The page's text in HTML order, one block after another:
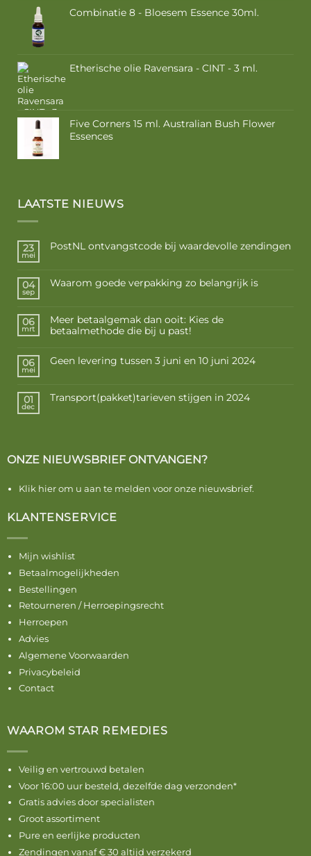
tot
€ 17,50
Combinatie 8 - Bloesem Essence 30ml.
Etherische olie Ravensara - CINT - 3 ml.
Five Corners 15 ml. Australian Bush Flower
Essences
LAATSTE NIEUWS
23
mei
PostNL ontvangstcode bij waardevolle zendingen
04
sep
Waarom goede verpakking zo belangrijk is
06
mrt
Meer betaalgemak dan ooit: Kies de
betaalmethode die bij u past!
06
mei
Geen levering tussen 3 juni en 10 juni 2024
01
dec
Transport(pakket)tarieven stijgen in 2024
ONZE NIEUWSBRIEF ONTVANGEN?
Klik hier om u aan te melden voor onze nieuwsbrief.
KLANTENSERVICE
Mijn wishlist
Betaalmogelijkheden
Bestellingen
Retourneren / Herroepingsrecht
Herroepen
Advies
Algemene Voorwaarden
Privacybeleid
Contact
WAAROM STAR REMEDIES
Veilig en vertrouwd betalen
Voor 16:00 uur besteld, dezelfde dag verzonden*
Gratis advies door specialisten
Groot assortiment
Pure en eerlijke producten
Zendingen vanaf € 30 altijd verzekerd